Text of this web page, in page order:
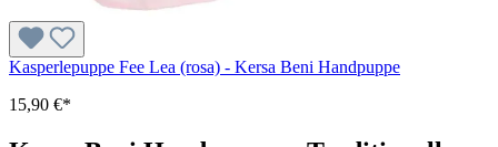
Kasperlepuppe Fee Lea (rosa) - Kersa Beni Handpuppe
15,90 €*